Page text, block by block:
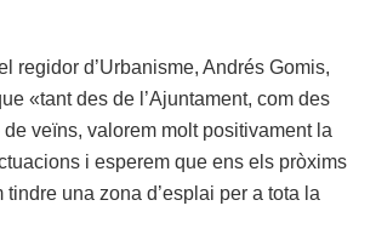
regidor d’Urbanisme, Andrés Gomis,
«tant des de l’Ajuntament, com des
de veïns, valorem molt positivament la
i esperem que ens els pròxims
tindre una zona d’esplai per a tota la